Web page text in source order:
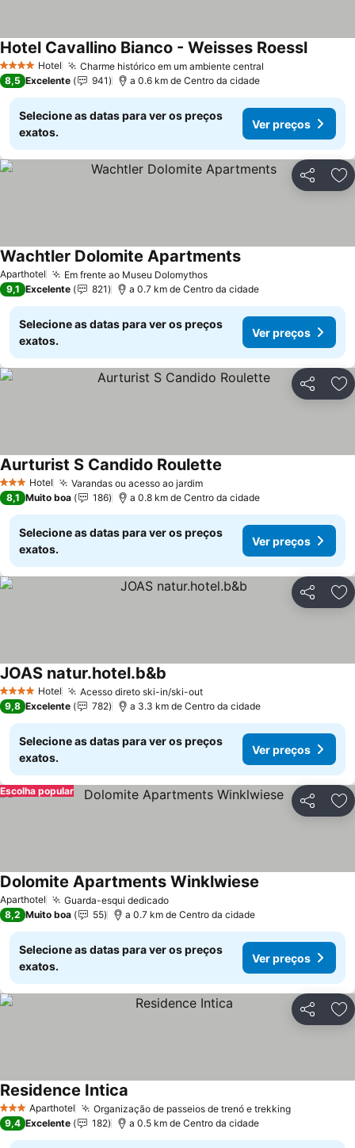
4 EstrelasHotel Charme histórico em um ambiente central
Hotel Cavallino Bianco - Weisses Roessl
8,5 Excelente 941 a 0.6 km de Centro da cidade
Selecione as datas para ver os preços
exatos.
Ver preços
Partilhar
Aparthotel Em frente ao Museu Dolomythos
Wachtler Dolomite Apartments
9,1 Excelente 821 a 0.7 km de Centro da cidade
Selecione as datas para ver os preços
exatos.
Ver preços
Partilhar
3 EstrelasHotel Varandas ou acesso ao jardim
Aurturist S Candido Roulette
8,1 Muito boa 186 a 0.8 km de Centro da cidade
Selecione as datas para ver os preços
exatos.
Ver preços
Partilhar
4 EstrelasHotel Acesso direto ski-in/ski-out
JOAS natur.hotel.b&b
9,8 Excelente 782 a 3.3 km de Centro da cidade
Selecione as datas para ver os preços
exatos.
Ver preços
Partilhar
Escolha popular
Aparthotel Guarda-esqui dedicado
Dolomite Apartments Winklwiese
8,2 Muito boa 55 a 0.7 km de Centro da cidade
Selecione as datas para ver os preços
exatos.
Ver preços
Partilhar
3 EstrelasAparthotel Organização de passeios de trenó e trekking
Residence Intica
9,4 Excelente 182 a 0.5 km de Centro da cidade